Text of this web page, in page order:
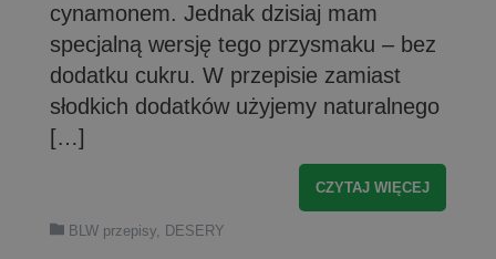
cynamonem. Jednak dzisiaj mam
specjalną wersję tego przysmaku – bez
dodatku cukru. W przepisie zamiast
słodkich dodatków użyjemy naturalnego
[…]
CZYTAJ WIĘCEJ
BLW przepisy, DESERY